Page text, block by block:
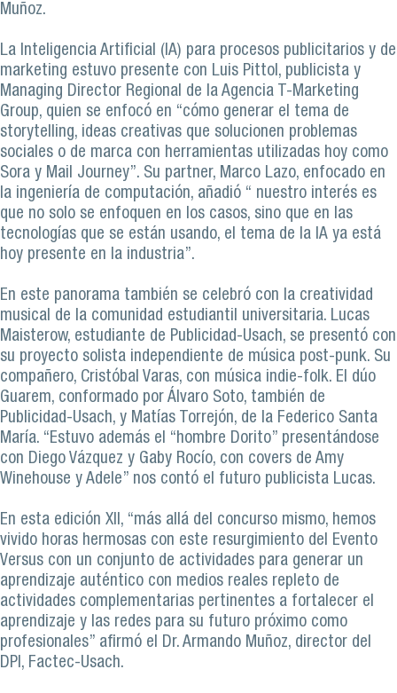
Muñoz.
La Inteligencia Artificial (IA) para procesos publicitarios y de
marketing estuvo presente con Luis Pittol, publicista y
Managing Director Regional de la Agencia T-Marketing
Group, quien se enfocó en “cómo generar el tema de
storytelling, ideas creativas que solucionen problemas
sociales o de marca con herramientas utilizadas hoy como
Sora y Mail Journey”. Su partner, Marco Lazo, enfocado en
la ingeniería de computación, añadió “ nuestro interés es
que no solo se enfoquen en los casos, sino que en las
tecnologías que se están usando, el tema de la IA ya está
hoy presente en la industria”.
En este panorama también se celebró con la creatividad
musical de la comunidad estudiantil universitaria. Lucas
Maisterow, estudiante de Publicidad-Usach, se presentó con
su proyecto solista independiente de música post-punk. Su
compañero, Cristóbal Varas, con música indie-folk. El dúo
Guarem, conformado por Álvaro Soto, también de
Publicidad-Usach, y Matías Torrejón, de la Federico Santa
María. “Estuvo además el “hombre Dorito” presentándose
con Diego Vázquez y Gaby Rocío, con covers de Amy
Winehouse y Adele” nos contó el futuro publicista Lucas.
En esta edición XII, “más allá del concurso mismo, hemos
vivido horas hermosas con este resurgimiento del Evento
Versus con un conjunto de actividades para generar un
aprendizaje auténtico con medios reales repleto de
actividades complementarias pertinentes a fortalecer el
aprendizaje y las redes para su futuro próximo como
profesionales” afirmó el Dr. Armando Muñoz, director del
DPI, Factec-Usach.